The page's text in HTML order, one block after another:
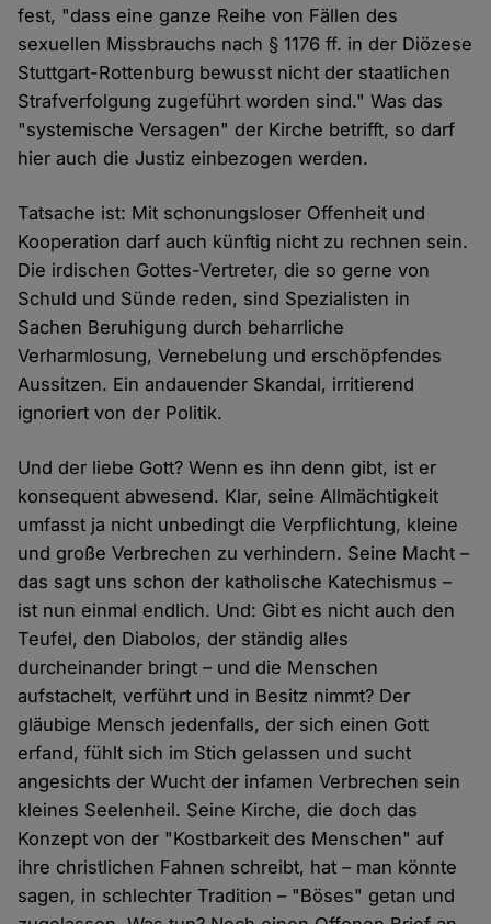
fest, "dass eine ganze Reihe von Fällen des
sexuellen Missbrauchs nach § 1176 ff. in der Diözese
Stuttgart-Rottenburg bewusst nicht der staatlichen
Strafverfolgung zugeführt worden sind." Was das
"systemische Versagen" der Kirche betrifft, so darf
hier auch die Justiz einbezogen werden.
Tatsache ist: Mit schonungsloser Offenheit und
Kooperation darf auch künftig nicht zu rechnen sein.
Die irdischen Gottes-Vertreter, die so gerne von
Schuld und Sünde reden, sind Spezialisten in
Sachen Beruhigung durch beharrliche
Verharmlosung, Vernebelung und erschöpfendes
Aussitzen. Ein andauender Skandal, irritierend
ignoriert von der Politik.
Und der liebe Gott? Wenn es ihn denn gibt, ist er
konsequent abwesend. Klar, seine Allmächtigkeit
umfasst ja nicht unbedingt die Verpflichtung, kleine
und große Verbrechen zu verhindern. Seine Macht –
das sagt uns schon der katholische Katechismus –
ist nun einmal endlich. Und: Gibt es nicht auch den
Teufel, den Diabolos, der ständig alles
durcheinander bringt – und die Menschen
aufstachelt, verführt und in Besitz nimmt? Der
gläubige Mensch jedenfalls, der sich einen Gott
erfand, fühlt sich im Stich gelassen und sucht
angesichts der Wucht der infamen Verbrechen sein
kleines Seelenheil. Seine Kirche, die doch das
Konzept von der "Kostbarkeit des Menschen" auf
ihre christlichen Fahnen schreibt, hat – man könnte
sagen, in schlechter Tradition – "Böses" getan und